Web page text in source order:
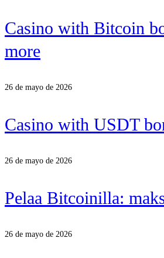
Casino with Bitcoin
more
26 de mayo de 2026
Casino with USDT
26 de mayo de 2026
Pelaa Bitcoinilla:
26 de mayo de 2026